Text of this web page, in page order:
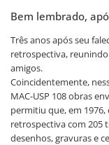
Bem lembrado,
Três anos após seu
retrospectiva,
amigos.
Coincidentemente,
MAC-USP 108 obras
permitiu que, em 1976,
retrospectiva com 205
desenhos, gravuras e